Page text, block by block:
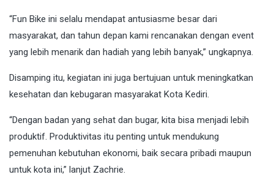
“Fun Bike ini selalu mendapat antusiasme besar dari
masyarakat, dan tahun depan kami rencanakan dengan event
yang lebih menarik dan hadiah yang lebih banyak,” ungkapnya.
Disamping itu, kegiatan ini juga bertujuan untuk meningkatkan
kesehatan dan kebugaran masyarakat Kota Kediri.
“Dengan badan yang sehat dan bugar, kita bisa menjadi lebih
produktif. Produktivitas itu penting untuk mendukung
pemenuhan kebutuhan ekonomi, baik secara pribadi maupun
untuk kota ini,” lanjut Zachrie.